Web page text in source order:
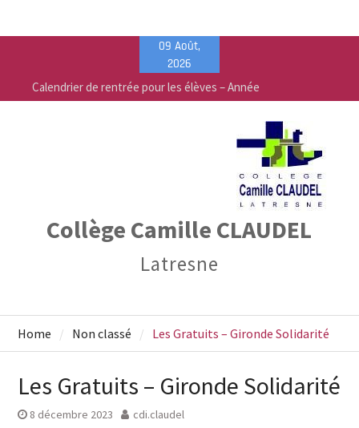
content
09 Août,
2026
Calendrier de rentrée pour les élèves – Année
scolaire 2026-2027
Liste des fournitures 2026-2027 – Collège Camille
Vente de fournitures scolaires – PEEP & Bureau
Collège Camille CLAUDEL
Latresne
Home Non classé Les Gratuits – Gironde Solidarité
Les Gratuits – Gironde Solidarité
8 décembre 2023 cdi.claudel